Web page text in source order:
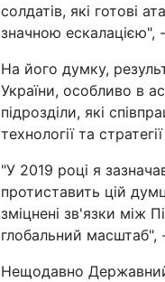
солдатів, які готові
значною ескалацією",
На його думку,
України, особливо в
підрозділи, які
технології та
"У 2019 році я
протиставить цій
зміцнені зв'язки між
глобальний масштаб",
Нещодавно